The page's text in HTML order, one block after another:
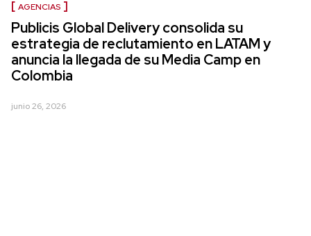
AGENCIAS
Publicis Global Delivery consolida su
estrategia de reclutamiento en LATAM y
anuncia la llegada de su Media Camp en
Colombia
junio 26, 2026